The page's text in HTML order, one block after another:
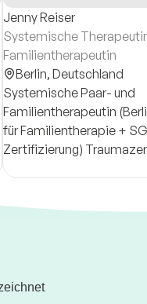
Jenny Reiser
Systemische
Familientherapeutin
Berlin, Deutschland
Systemische Paar- und
Familientherapeutin (Berliner Institut
für Familientherapie + SG
Zertifizierung) Traumazentrierte -
Fachberaterin &
beziehung.de/